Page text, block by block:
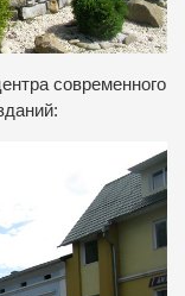
современного